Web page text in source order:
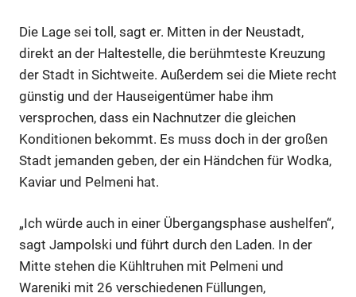
Die Lage sei toll, sagt er. Mitten in der Neustadt,
direkt an der Haltestelle, die berühmteste Kreuzung
der Stadt in Sichtweite. Außerdem sei die Miete recht
günstig und der Hauseigentümer habe ihm
versprochen, dass ein Nachnutzer die gleichen
Konditionen bekommt. Es muss doch in der großen
Stadt jemanden geben, der ein Händchen für Wodka,
Kaviar und Pelmeni hat.
„Ich würde auch in einer Übergangsphase aushelfen“,
sagt Jampolski und führt durch den Laden. In der
Mitte stehen die Kühltruhen mit Pelmeni und
Wareniki mit 26 verschiedenen Füllungen,